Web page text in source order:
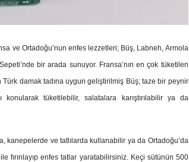
ve Ortadoğu’nun enfes lezzetleri; Büş, Labneh, Armola
bir arada sunuyor. Fransa’nın en çok tüketilen
damak tadına uygun geliştirilmiş Büş; taze bir peynir
tüketilebilir, salatalara karıştırılabilir ya da
kanepelerde ve tatlılarda kullanabilir ya da Ortadoğu’da
fırınlayıp enfes tatlar yaratabilirsiniz. Keçi sütünün 500